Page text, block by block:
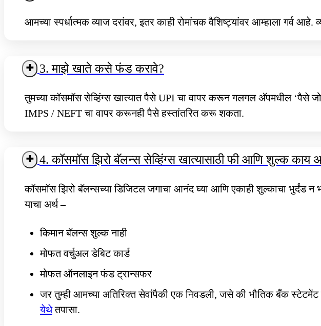
आमच्या स्पर्धात्मक व्याज दरांवर, इतर काही रोमांचक वैशिष्ट्यांवर आम्हाला गर्व आहे.
3. माझे खाते कसे फंड करावे?
तुमच्या कॉसमॉस सेव्हिंग्स खात्यात पैसे UPI चा वापर करून गलगल अ‍ॅपमधील ‘पैसे
IMPS / NEFT चा वापर करूनही पैसे हस्तांतरित करू शकता.
4. कॉसमॉस झिरो बॅलन्स सेव्हिंग्स खात्यासाठी फी आणि शुल्क काय
कॉसमॉस झिरो बॅलन्सच्या डिजिटल जगाचा आनंद घ्या आणि एकाही शुल्काचा भुर्दंड न
याचा अर्थ –
किमान बॅलन्स शुल्क नाही
मोफत वर्चुअल डेबिट कार्ड
मोफत ऑनलाइन फंड ट्रान्सफर
जर तुम्ही आमच्या अतिरिक्त सेवांपैकी एक निवडली, जसे की भौतिक बँक
येथेतपासा.